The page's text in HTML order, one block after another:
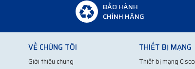
BẢO HÀNH
CHÍNH HÃNG
VỀ CHÚNG TÔI
Giới thiệu chung
THIẾT BỊ MẠNG
Thiết bị mạng Cisco